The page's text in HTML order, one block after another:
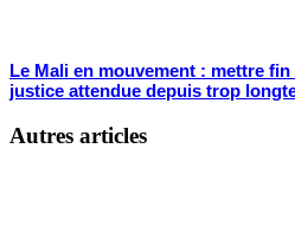
Le Mali en mouvement : mettre
justice attendue depuis trop
Autres articles